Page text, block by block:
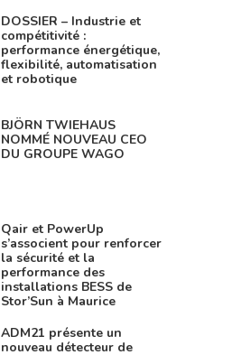
DOSSIER – Industrie et
compétitivité :
performance énergétique,
flexibilité, automatisation
et robotique
BJÖRN TWIEHAUS
NOMMÉ NOUVEAU CEO
DU GROUPE WAGO
Qair et PowerUp
s’associent pour renforcer
la sécurité et la
performance des
installations BESS de
Stor’Sun à Maurice
ADM21 présente un
nouveau détecteur de